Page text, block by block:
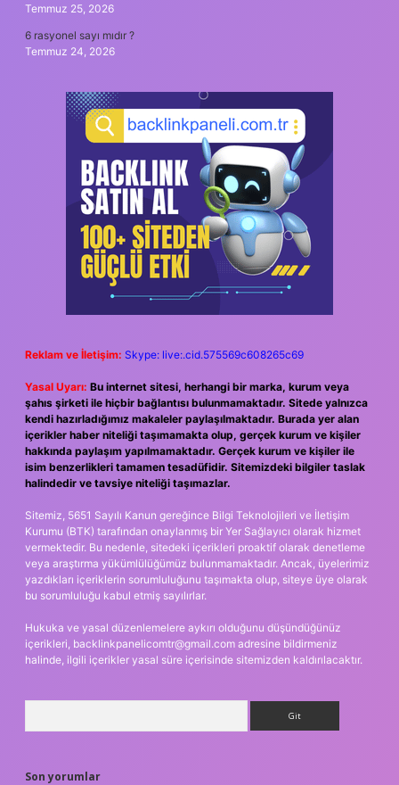
Temmuz 25, 2026
6 rasyonel sayı mıdır ?
Temmuz 24, 2026
Reklam ve İletişim: Skype: live:.cid.575569c608265c69
Yasal Uyarı: Bu internet sitesi, herhangi bir marka, kurum veya
şahıs şirketi ile hiçbir bağlantısı bulunmamaktadır. Sitede yalnızca
kendi hazırladığımız makaleler paylaşılmaktadır. Burada yer alan
içerikler haber niteliği taşımamakta olup, gerçek kurum ve kişiler
hakkında paylaşım yapılmamaktadır. Gerçek kurum ve kişiler ile
isim benzerlikleri tamamen tesadüfidir. Sitemizdeki bilgiler taslak
halindedir ve tavsiye niteliği taşımazlar.
Sitemiz, 5651 Sayılı Kanun gereğince Bilgi Teknolojileri ve İletişim
Kurumu (BTK) tarafından onaylanmış bir Yer Sağlayıcı olarak hizmet
vermektedir. Bu nedenle, sitedeki içerikleri proaktif olarak denetleme
veya araştırma yükümlülüğümüz bulunmamaktadır. Ancak, üyelerimiz
yazdıkları içeriklerin sorumluluğunu taşımakta olup, siteye üye olarak
bu sorumluluğu kabul etmiş sayılırlar.
Hukuka ve yasal düzenlemelere aykırı olduğunu düşündüğünüz
içerikleri, backlinkpanelicomtr@gmail.com adresine bildirmeniz
halinde, ilgili içerikler yasal süre içerisinde sitemizden kaldırılacaktır.
Son yorumlar